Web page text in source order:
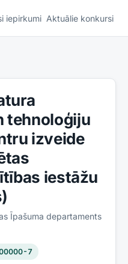
iepirkumi Aktuālie konkursi
tehnoloģiju
izveide
iestāžu
Īpašuma departaments
7